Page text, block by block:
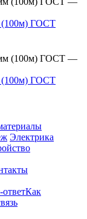
(100м) ГОСТ
(100м) ГОСТ
Электрика
Как